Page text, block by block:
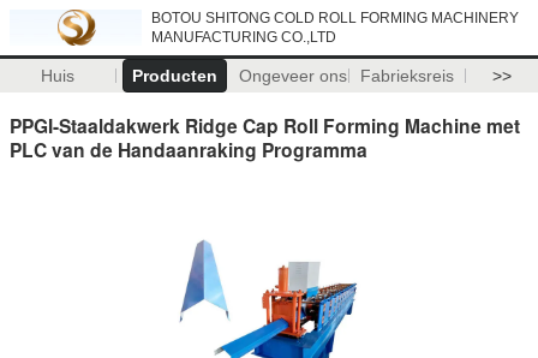
BOTOU SHITONG COLD ROLL FORMING MACHINERY
MANUFACTURING CO.,LTD
Huis Producten Ongeveer ons Fabrieksreis >>
PPGI-Staaldakwerk Ridge Cap Roll Forming Machine met
PLC van de Handaanraking Programma